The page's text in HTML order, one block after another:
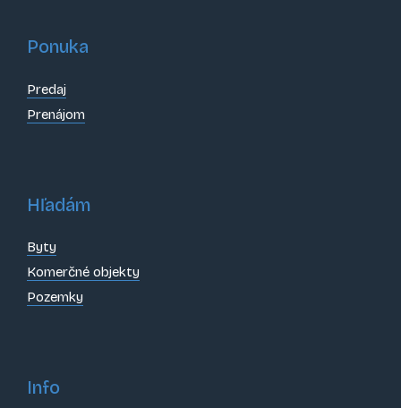
Ponuka
Predaj
Prenájom
Hľadám
Byty
Komerčné objekty
Pozemky
Info